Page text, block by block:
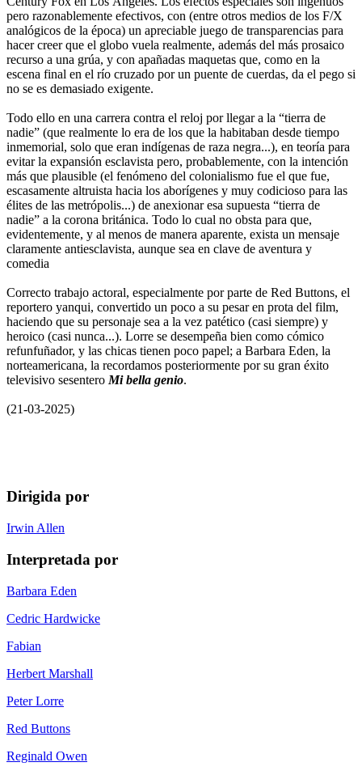
pero razonablemente efectivos, con (entre otros medios de los F/X
analógicos de la época) un apreciable juego de transparencias para
hacer creer que el globo vuela realmente, además del más prosaico
recurso a una grúa, y con apañadas maquetas que, como en la
escena final en el río cruzado por un puente de cuerdas, da el pego si
no se es demasiado exigente.
Todo ello en una carrera contra el reloj por llegar a la “tierra de
nadie” (que realmente lo era de los que la habitaban desde tiempo
inmemorial, solo que eran indígenas de raza negra...), en teoría para
evitar la expansión esclavista pero, probablemente, con la intención
más que plausible (el fenómeno del colonialismo fue el que fue,
escasamente altruista hacia los aborígenes y muy codicioso para las
élites de las metrópolis...) de anexionar esa supuesta “tierra de
nadie” a la corona británica. Todo lo cual no obsta para que,
evidentemente, y al menos de manera aparente, exista un mensaje
claramente antiesclavista, aunque sea en clave de aventura y
comedia
Correcto trabajo actoral, especialmente por parte de Red Buttons, el
reportero yanqui, convertido un poco a su pesar en prota del film,
haciendo que su personaje sea a la vez patético (casi siempre) y
heroico (casi nunca...). Lorre se desempeña bien como cómico
refunfuñador, y las chicas tienen poco papel; a Barbara Eden, la
norteamericana, la recordamos posteriormente por su gran éxito
televisivo sesentero Mi bella genio.
(21-03-2025)
Dirigida por
Irwin Allen
Interpretada por
Barbara Eden
Cedric Hardwicke
Fabian
Herbert Marshall
Peter Lorre
Red Buttons
Reginald Owen